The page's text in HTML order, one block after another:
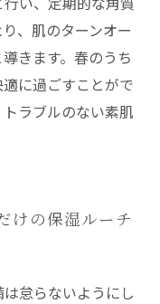
、肌のターンオー
きます。春のうち
に過ごすことがで
ラブルのない素肌
けの保湿ルーチ
怠らないようにし